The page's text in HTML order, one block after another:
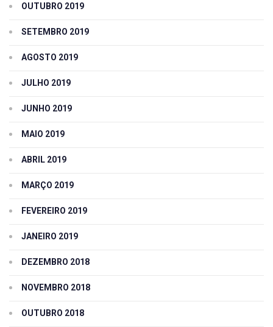
OUTUBRO 2019
SETEMBRO 2019
AGOSTO 2019
JULHO 2019
JUNHO 2019
MAIO 2019
ABRIL 2019
MARÇO 2019
FEVEREIRO 2019
JANEIRO 2019
DEZEMBRO 2018
NOVEMBRO 2018
OUTUBRO 2018